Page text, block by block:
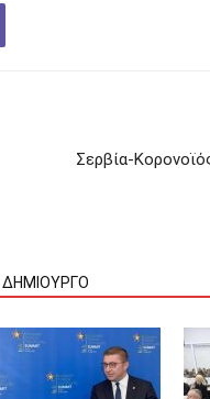
Σερβία-